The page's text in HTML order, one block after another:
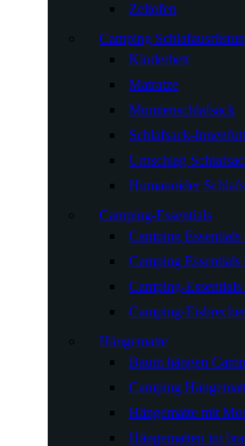
Zeltofen
Camping
Kinderbett
Matratze
Mumienschlafsack
Schlafsack-
Umschlag
Humanoider
Camping-Essentials
Camping
Camping
Camping-
Camping-
Hängematte
Baum hängen
Camping
Hängematte mit
Hängematten im